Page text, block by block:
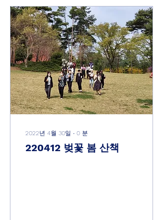
2022년 4월 30일 ∙ 0 분
220412 벚꽃 봄 산책